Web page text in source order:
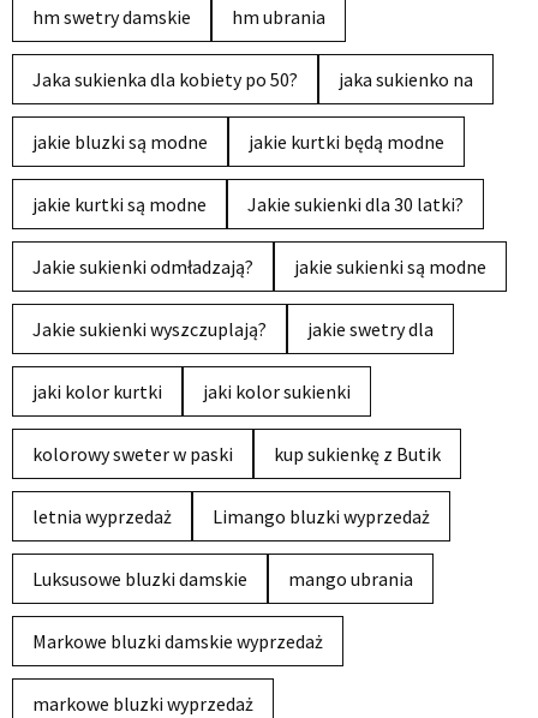
hm swetry damskie hm ubrania
Jaka sukienka dla kobiety po 50? jaka sukienko na
jakie bluzki są modne jakie kurtki będą modne
jakie kurtki są modne Jakie sukienki dla 30 latki?
Jakie sukienki odmładzają? jakie sukienki są modne
Jakie sukienki wyszczuplają? jakie swetry dla
jaki kolor kurtki jaki kolor sukienki
kolorowy sweter w paski kup sukienkę z Butik
letnia wyprzedaż Limango bluzki wyprzedaż
Luksusowe bluzki damskie mango ubrania
Markowe bluzki damskie wyprzedaż
markowe bluzki wyprzedaż